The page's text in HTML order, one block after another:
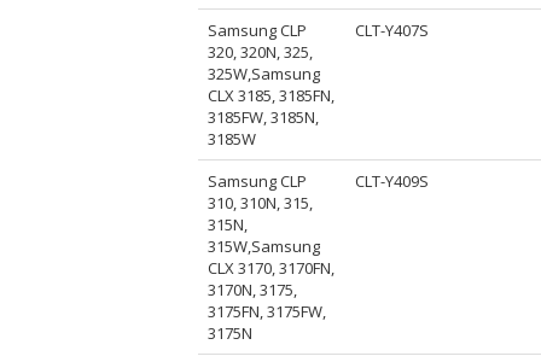
Samsung CLP
320, 320N, 325,
325W,Samsung
CLX 3185, 3185FN,
3185FW, 3185N,
3185W
CLT-Y407S
Samsung CLP
310, 310N, 315,
315N,
315W,Samsung
CLX 3170, 3170FN,
3170N, 3175,
3175FN, 3175FW,
3175N
CLT-Y409S